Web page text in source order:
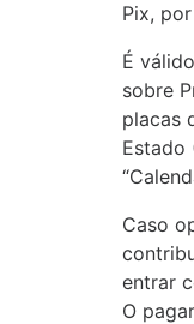
Pix,
É
sobre
placas
Estado
Caso
entrar
O